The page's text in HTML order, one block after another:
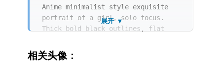
Anime minimalist style exquisite
portrait of a girl, solo focus.
Thick bold black outlines, flat
Macaron color palette, low
saturation. The girl has sharp dark
展开 ▼
相关头像：